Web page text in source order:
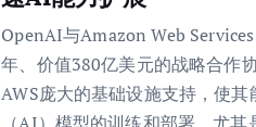
OpenAI与Amazon Web
年、价值380亿美元的战略合作
AWS庞大的基础设施支持，使